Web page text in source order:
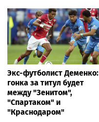
Экс-футболист Деменко:
гонка за титул будет
между "Зенитом",
"Спартаком" и
"Краснодаром"